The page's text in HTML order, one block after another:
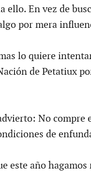
ello. En vez de
por mera
lo quiere
de Petatiux
No compre
de
este año